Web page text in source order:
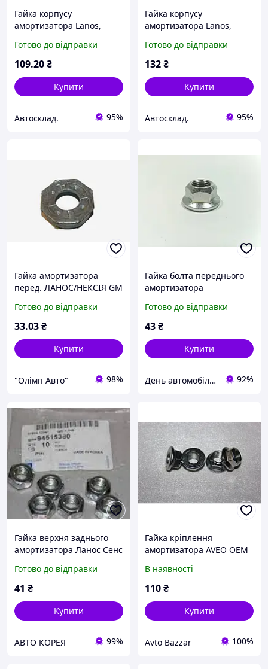
Гайка корпусу
амортизатора Lanos,
(TF69Y0-2905610)
Готово до відправки
109.20₴
Купити
Автосклад. 95%
Гайка корпусу
амортизатора Lanos,
Готово до відправки
132₴
Купити
Автосклад. 95%
Гайка амортизатора
перед. ЛАНОС/НЕКСІЯ GM
Готово до відправки
33.03₴
Купити
"Олімп Авто" 98%
Гайка болта переднього
амортизатора
(94515070)
Готово до відправки
43₴
Купити
День автомобіліста 92%
Гайка верхня заднього
амортизатора Ланос Сенс
Готово до відправки
41 ₴
Купити
АВТО КОРЕЯ 99%
Гайка кріплення
амортизатора AVEO OEM
В наявності
110₴
Купити
Avto Bazzar 100%